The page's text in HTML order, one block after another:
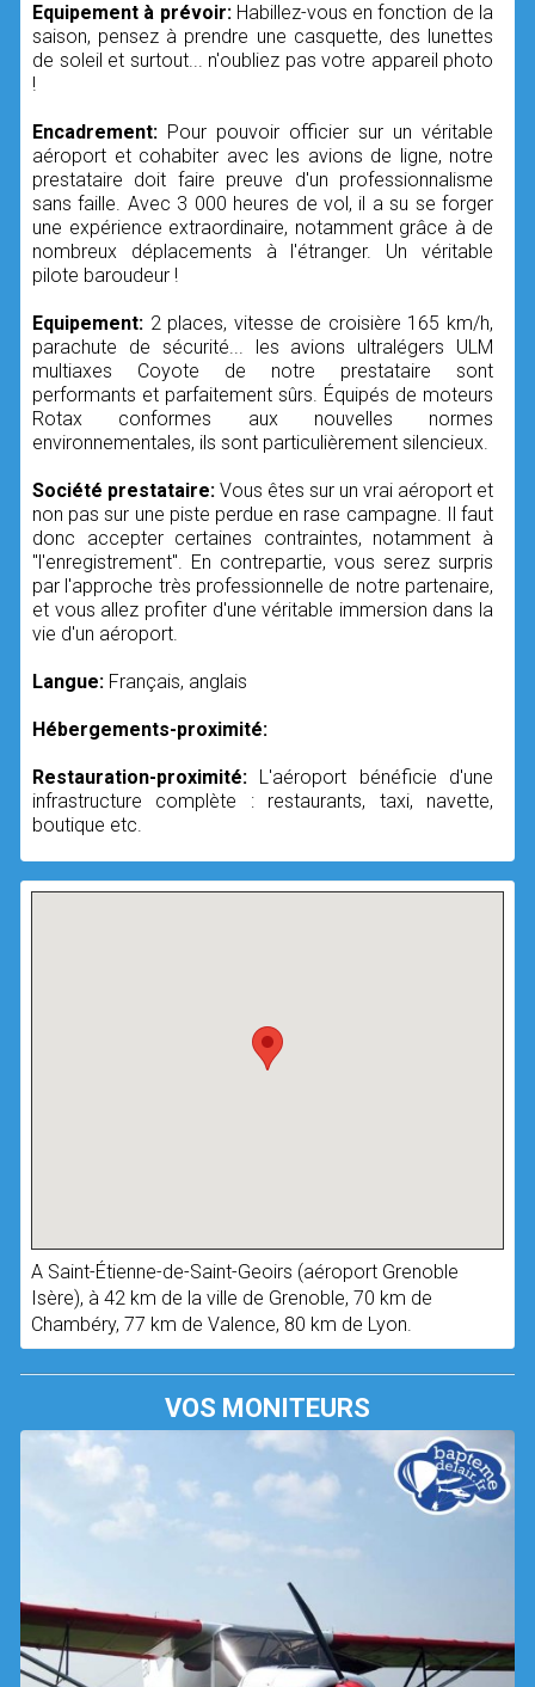
Equipement à prévoir: Habillez-vous en fonction de la
saison, pensez à prendre une casquette, des lunettes
de soleil et surtout... n'oubliez pas votre appareil photo
!
Encadrement: Pour pouvoir officier sur un véritable
aéroport et cohabiter avec les avions de ligne, notre
prestataire doit faire preuve d'un professionnalisme
sans faille. Avec 3 000 heures de vol, il a su se forger
une expérience extraordinaire, notamment grâce à de
nombreux déplacements à l'étranger. Un véritable
pilote baroudeur !
Equipement: 2 places, vitesse de croisière 165 km/h,
parachute de sécurité... les avions ultralégers ULM
multiaxes Coyote de notre prestataire sont
performants et parfaitement sûrs. Équipés de moteurs
Rotax conformes aux nouvelles normes
environnementales, ils sont particulièrement silencieux.
Société prestataire: Vous êtes sur un vrai aéroport et
non pas sur une piste perdue en rase campagne. Il faut
donc accepter certaines contraintes, notamment à
"l'enregistrement". En contrepartie, vous serez surpris
par l'approche très professionnelle de notre partenaire,
et vous allez profiter d'une véritable immersion dans la
vie d'un aéroport.
Langue: Français, anglais
Hébergements-proximité:
Restauration-proximité: L'aéroport bénéficie d'une
infrastructure complète : restaurants, taxi, navette,
boutique etc.
A Saint-Étienne-de-Saint-Geoirs (aéroport Grenoble
Isère), à 42 km de la ville de Grenoble, 70 km de
Chambéry, 77 km de Valence, 80 km de Lyon.
VOS MONITEURS